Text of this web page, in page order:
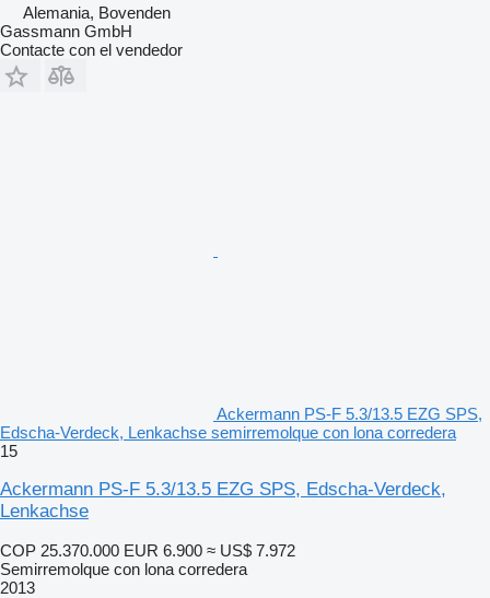
Alemania, Bovenden
Gassmann GmbH
Contacte con el vendedor
Ackermann PS-F 5.3/13.5 EZG SPS,
Edscha-Verdeck, Lenkachse semirremolque con lona corredera
15
Ackermann PS-F 5.3/13.5 EZG SPS, Edscha-Verdeck,
Lenkachse
COP 25.370.000 EUR 6.900 ≈ US$ 7.972
Semirremolque con lona corredera
2013